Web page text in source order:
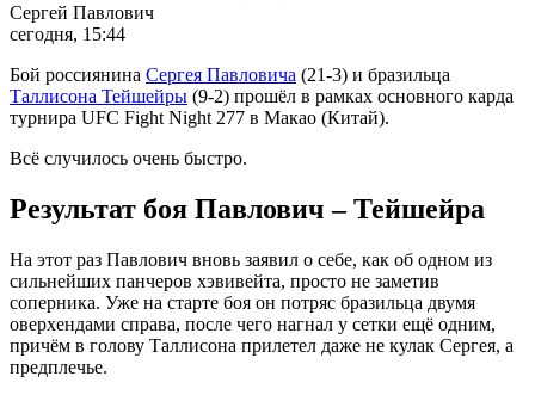
Сергей Павлович
сегодня, 15:44
Бой россиянина Сергея Павловича (21-3) и бразильца
Таллисона Тейшейры (9-2) прошёл в рамках основного карда
турнира UFC Fight Night 277 в Макао (Китай).
Всё случилось очень быстро.
Результат боя Павлович – Тейшейра
На этот раз Павлович вновь заявил о себе, как об одном из
сильнейших панчеров хэвивейта, просто не заметив
соперника. Уже на старте боя он потряс бразильца двумя
оверхендами справа, после чего нагнал у сетки ещё одним,
причём в голову Таллисона прилетел даже не кулак Сергея, а
предплечье.